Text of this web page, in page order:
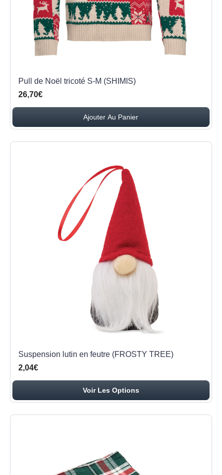
Pull de Noël tricoté S-M (SHIMIS)
26,70€
Ajouter Au Panier
Suspension lutin en feutre (FROSTY TREE)
2,04€
Voir Les Options